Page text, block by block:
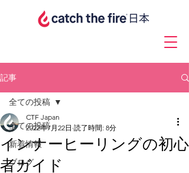
記事
全ての投稿
新着情報
ブログ
全ての投稿
インナーヒーリングの初心
者ガイド
CTF Japan
2022年7月22日 読了時間: 8分